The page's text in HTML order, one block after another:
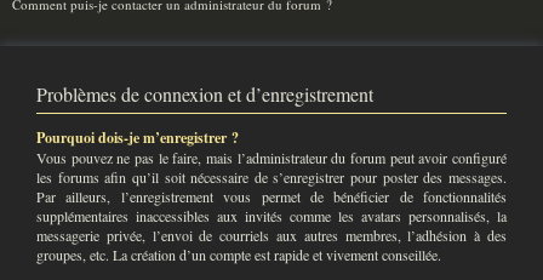
Comment puis-je contacter un administrateur du forum ?
Problèmes de connexion et d’enregistrement
Pourquoi dois-je m’enregistrer ?
Vous pouvez ne pas le faire, mais l’administrateur du forum peut avoir configuré
les forums afin qu’il soit nécessaire de s’enregistrer pour poster des messages.
Par ailleurs, l’enregistrement vous permet de bénéficier de fonctionnalités
supplémentaires inaccessibles aux invités comme les avatars personnalisés, la
messagerie privée, l’envoi de courriels aux autres membres, l’adhésion à des
groupes, etc. La création d’un compte est rapide et vivement conseillée.